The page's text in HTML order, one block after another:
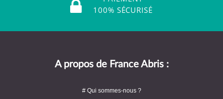
100% SÉCURISÉ
A propos de France Abris :
# Qui sommes-nous ?